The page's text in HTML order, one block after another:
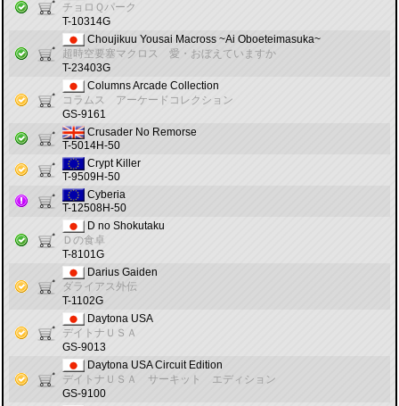
チョロＱパーク
T-10314G
Choujikuu Yousai Macross ~Ai Oboeteimasuka~
超時空要塞マクロス 愛・おぼえていますか
T-23403G
Columns Arcade Collection
コラムス アーケードコレクション
GS-9161
Crusader No Remorse
T-5014H-50
Crypt Killer
T-9509H-50
Cyberia
T-12508H-50
D no Shokutaku
Ｄの食卓
T-8101G
Darius Gaiden
ダライアス外伝
T-1102G
Daytona USA
デイトナＵＳＡ
GS-9013
Daytona USA Circuit Edition
デイトナＵＳＡ サーキット エディション
GS-9100